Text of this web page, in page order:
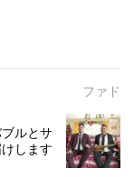
ファド
ルとサ
します